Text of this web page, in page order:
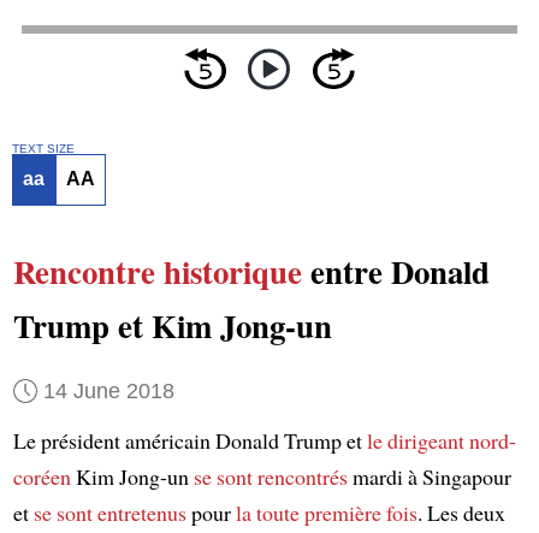
TEXT SIZE
aa AA
Rencontre historiqueentre Donald
Trump et Kim Jong-un
14 June 2018
Le président américain Donald Trump etle dirigeant nord-
coréenKim Jong-un se sont rencontrésmardi à Singapour
et se sont entretenuspourla toute première fois. Les deux